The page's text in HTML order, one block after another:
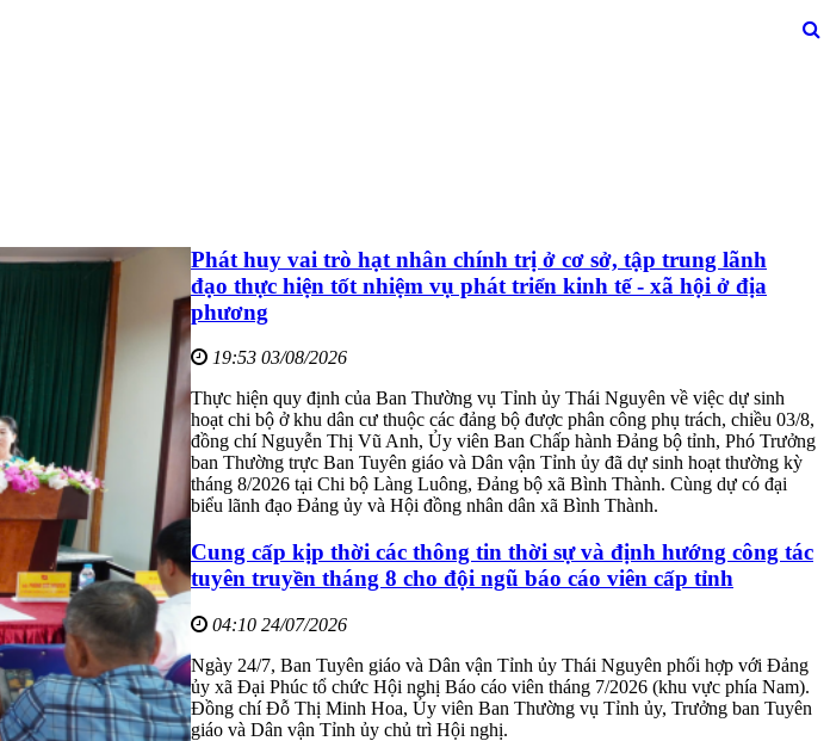
Phát huy vai trò hạt nhân chính trị ở cơ sở, tập trung lãnh
đạo thực hiện tốt nhiệm vụ phát triển kinh tế - xã hội ở địa
phương
19:53 03/08/2026
Thực hiện quy định của Ban Thường vụ Tỉnh ủy Thái Nguyên về việc dự sinh
hoạt chi bộ ở khu dân cư thuộc các đảng bộ được phân công phụ trách, chiều 03/8,
đồng chí Nguyễn Thị Vũ Anh, Ủy viên Ban Chấp hành Đảng bộ tỉnh, Phó Trưởng
ban Thường trực Ban Tuyên giáo và Dân vận Tỉnh ủy đã dự sinh hoạt thường kỳ
tháng 8/2026 tại Chi bộ Làng Luông, Đảng bộ xã Bình Thành. Cùng dự có đại
biểu lãnh đạo Đảng ủy và Hội đồng nhân dân xã Bình Thành.
Cung cấp kịp thời các thông tin thời sự và định hướng công tác
tuyên truyền tháng 8 cho đội ngũ báo cáo viên cấp tỉnh
04:10 24/07/2026
Ngày 24/7, Ban Tuyên giáo và Dân vận Tỉnh ủy Thái Nguyên phối hợp với Đảng
ủy xã Đại Phúc tổ chức Hội nghị Báo cáo viên tháng 7/2026 (khu vực phía Nam).
Đồng chí Đỗ Thị Minh Hoa, Ủy viên Ban Thường vụ Tỉnh ủy, Trưởng ban Tuyên
giáo và Dân vận Tỉnh ủy chủ trì Hội nghị.